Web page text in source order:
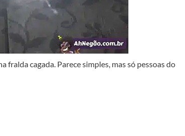
fralda cagada. Parece simples, mas só pessoas do